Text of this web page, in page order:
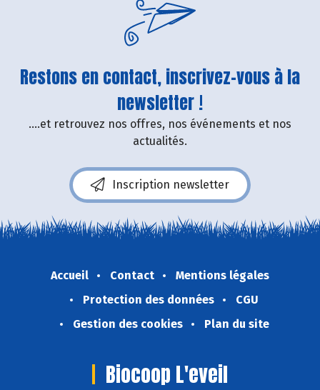
Restons en contact, inscrivez-vous à la
newsletter !
....et retrouvez nos offres, nos événements et nos
actualités.
Inscription newsletter
Accueil Contact
Mentions légales
Protection des données
CGU
Gestion des cookies
Plan du site
Biocoop L'eveil